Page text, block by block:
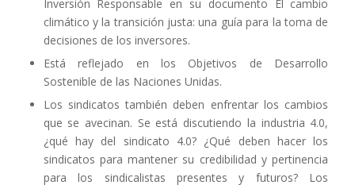
Inversión Responsable en su documento El cambio
climático y la transición justa: una guía para la toma de
decisiones de los inversores.
Está reflejado en los Objetivos de Desarrollo
Sostenible de las Naciones Unidas.
Los sindicatos también deben enfrentar los cambios
que se avecinan. Se está discutiendo la industria 4.0,
¿qué hay del sindicato 4.0? ¿Qué deben hacer los
sindicatos para mantener su credibilidad y pertinencia
para los sindicalistas presentes y futuros? Los